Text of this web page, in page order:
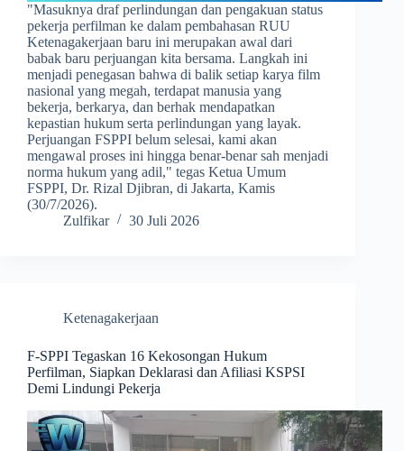
​"Masuknya draf perlindungan dan pengakuan status
pekerja perfilman ke dalam pembahasan RUU
Ketenagakerjaan baru ini merupakan awal dari
babak baru perjuangan kita bersama. Langkah ini
menjadi penegasan bahwa di balik setiap karya film
nasional yang megah, terdapat manusia yang
bekerja, berkarya, dan berhak mendapatkan
kepastian hukum serta perlindungan yang layak.
Perjuangan FSPPI belum selesai, kami akan
mengawal proses ini hingga benar-benar sah menjadi
norma hukum yang adil," tegas Ketua Umum
FSPPI, Dr. Rizal Djibran, di Jakarta, Kamis
(30/7/2026).
Zulfikar
30 Juli 2026
Ketenagakerjaan
F-SPPI Tegaskan 16 Kekosongan Hukum
Perfilman, Siapkan Deklarasi dan Afiliasi KSPSI
Demi Lindungi Pekerja